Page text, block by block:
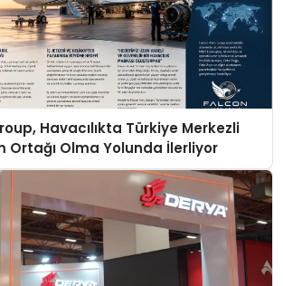
Havacılıkta Türkiye Merkezli
Ortağı Olma Yolunda İlerliyor